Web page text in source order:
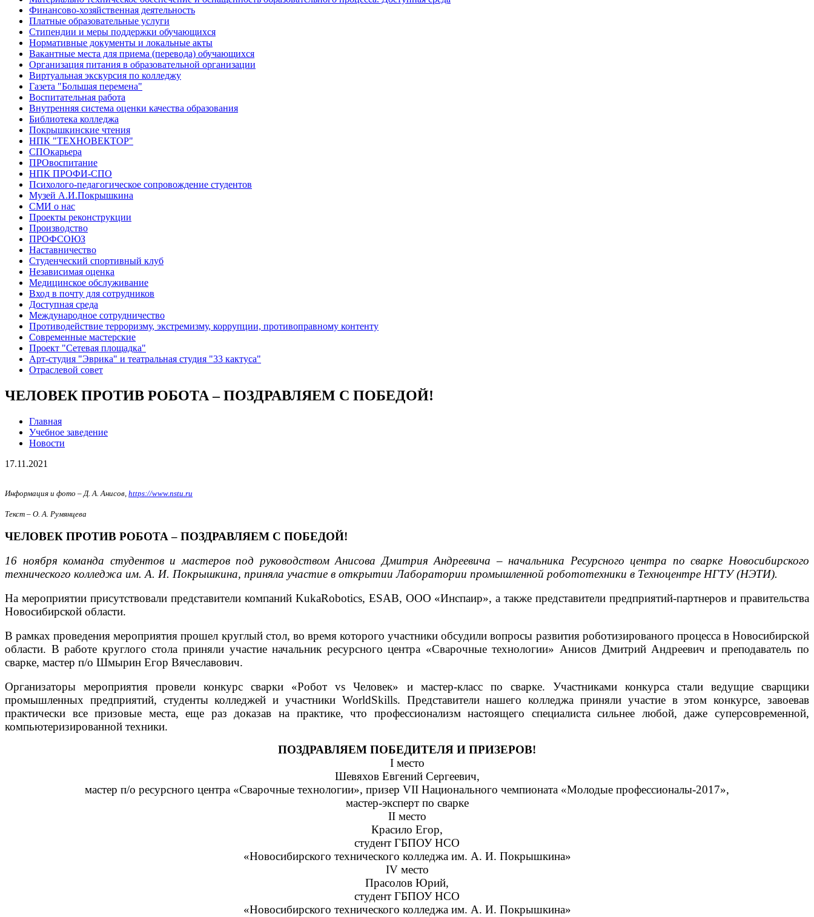
Финансово-хозяйственная деятельность
Платные образовательные услуги
Стипендии и меры поддержки обучающихся
Нормативные документы и локальные акты
Вакантные места для приема (перевода) обучающихся
Организация питания в образовательной организации
Виртуальная экскурсия по колледжу
Газета "Большая перемена"
Воспитательная работа
Внутренняя система оценки качества образования
Библиотека колледжа
Покрышкинские чтения
НПК "ТЕХНОВЕКТОР"
СПОкарьера
ПРОвоспитание
НПК ПРОФИ-СПО
Психолого-педагогическое сопровождение студентов
Музей А.И.Покрышкина
СМИ о нас
Проекты реконструкции
Производство
ПРОФСОЮЗ
Наставничество
Студенческий спортивный клуб
Независимая оценка
Медицинское обслуживание
Вход в почту для сотрудников
Доступная среда
Международное сотрудничество
Противодействие терроризму, экстремизму, коррупции, противоправному контенту
Современные мастерские
Проект "Сетевая площадка"
Арт-студия "Эврика" и театральная студия "33 кактуса"
Отраслевой совет
ЧЕЛОВЕК ПРОТИВ РОБОТА – ПОЗДРАВЛЯЕМ С ПОБЕДОЙ!
Главная
Учебное заведение
Новости
17.11.2021
Информация и фото – Д. А. Анисов, https://www.nstu.ru
Текст – О. А. Румянцева
ЧЕЛОВЕК ПРОТИВ РОБОТА – ПОЗДРАВЛЯЕМ С ПОБЕДОЙ!
16 ноября команда студентов и мастеров под руководством Анисова Дмитрия Андреевича – начальника Ресурсного центра по сварке Новосибирского
технического колледжа им. А. И. Покрышкина, приняла участие в открытии Лаборатории промышленной робототехники в Техноцентре НГТУ (НЭТИ).
На мероприятии присутствовали представители компаний KukaRobotics, ESAB, ООО «Инспаир», а также представители предприятий-партнеров и правительства
Новосибирской области.
В рамках проведения мероприятия прошел круглый стол, во время которого участники обсудили вопросы развития роботизированого процесса в Новосибирской
области. В работе круглого стола приняли участие начальник ресурсного центра «Сварочные технологии» Анисов Дмитрий Андреевич и преподаватель по
сварке, мастер п/о Шмырин Егор Вячеславович.
Организаторы мероприятия провели конкурс сварки «Робот vs Человек» и мастер-класс по сварке. Участниками конкурса стали ведущие сварщики
промышленных предприятий, студенты колледжей и участники WorldSkills. Представители нашего колледжа приняли участие в этом конкурсе, завоевав
практически все призовые места, еще раз доказав на практике, что профессионализм настоящего специалиста сильнее любой, даже суперсовременной,
компьютеризированной техники.
ПОЗДРАВЛЯЕМ ПОБЕДИТЕЛЯ И ПРИЗЕРОВ!
I место
Шевяхов Евгений Сергеевич,
мастер п/о ресурсного центра «Сварочные технологии», призер VII Национального чемпионата «Молодые профессионалы-2017»,
мастер-эксперт по сварке
II место
Красило Егор,
студент ГБПОУ НСО
«Новосибирского технического колледжа им. А. И. Покрышкина»
IV место
Прасолов Юрий,
студент ГБПОУ НСО
«Новосибирского технического колледжа им. А. И. Покрышкина»